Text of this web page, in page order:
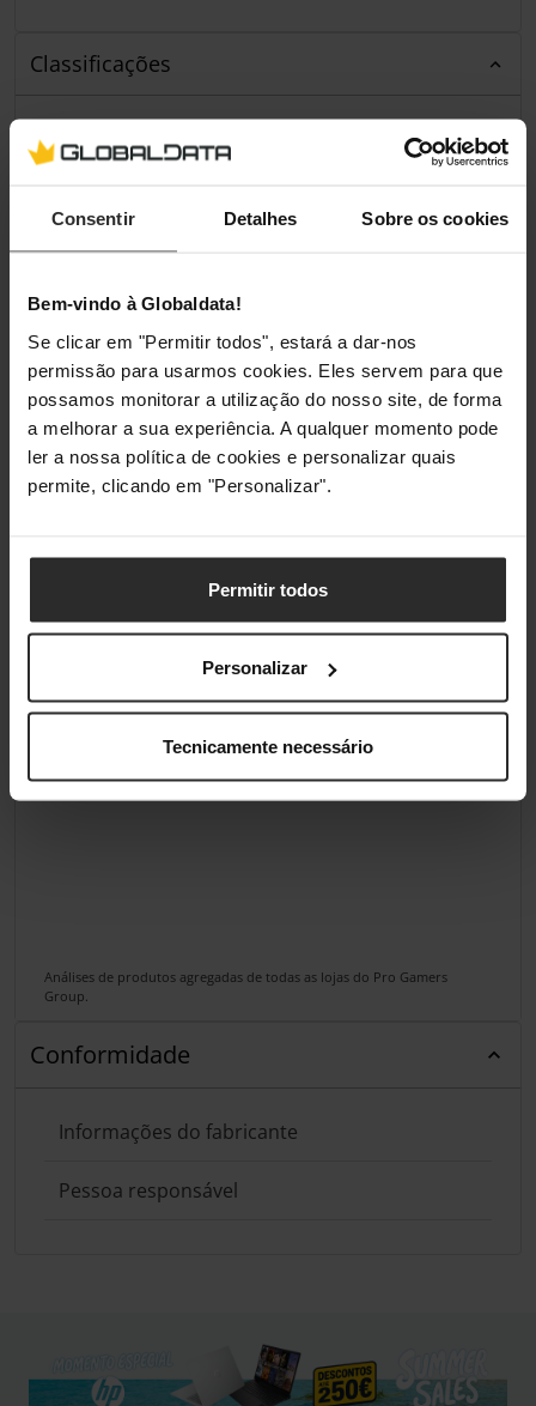
Consentir Detalhes Sobre os cookies
Bem-vindo à Globaldata!
Se clicar em "Permitir todos", estará a dar-nos
permissão para usarmos cookies. Eles servem para que
possamos monitorar a utilização do nosso site, de forma
a melhorar a sua experiência. A qualquer momento pode
ler a nossa política de cookies e personalizar quais
permite, clicando em "Personalizar".
Permitir todos
Personalizar
Tecnicamente necessário
Classificações
Análises de produtos agregadas de todas as lojas do Pro Gamers
Group.
Conformidade
Informações do fabricante
Pessoa responsável